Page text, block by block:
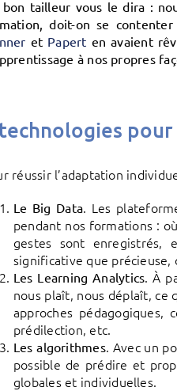
bon tailleur vous le dira :
doit-on se
et Papert en avaient
à nos propres
réussir l’adaptation
Le Big Data. Les
pendant nos formations :
gestes sont enregistrés,
significative que
Les Learning Analytics. À
nous plaît, nous déplaît, ce
approches pédagogiques,
prédilection, etc.
Les algorithmes. Avec un
possible de prédire et
globales et individuelles.